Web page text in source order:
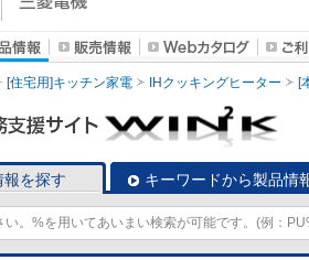
[住宅用]キッチン家電 IHクッキングヒーター [
を探す キーワードから製品情